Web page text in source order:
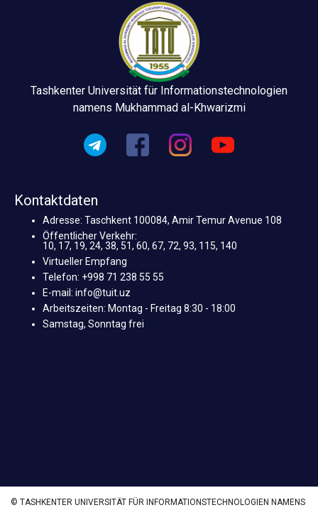
Tashkenter Universität für Informationstechnologien
namens Mukhammad al-Khwarizmi
Kontaktdaten
Adresse: Taschkent 100084, Amir Temur Avenue 108
Öffentlicher Verkehr:
10, 17, 19, 24, 38, 51, 60, 67, 72, 93, 115, 140
Virtueller Empfang
Telefon: +998 71 238 55 55
E-mail: info@tuit.uz
Arbeitszeiten: Montag - Freitag 8:30 - 18:00
Samstag, Sonntag frei
© TASHKENTER UNIVERSITÄT FÜR INFORMATIONSTECHNOLOGIEN NAMENS